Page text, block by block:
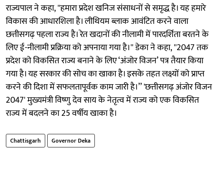
राज्यपाल ने कहा, ''हमारा प्रदेश खनिज संसाधनों से समृद्ध है। यह हमारे
विकास की आधारशिला है। लीथियम ब्लाक आवंटित करने वाला
छत्तीसगढ़ पहला राज्य है। रेत खदानों की नीलामी में पारदर्शिता बरतने के
लिए ई-नीलामी प्रक्रिया को अपनाया गया है।'' डेका ने कहा, ''2047 तक
प्रदेश को विकसित राज्य बनाने के लिए ‘अंजोर विजन’ पत्र तैयार किया
गया है। यह सरकार की सोच का खाका है। इसके तहत लक्ष्यों को प्राप्त
करने की दिशा में सफलतापूर्वक काम जारी है।’’ 'छत्तीसगढ़ अंजोर विजन
2047' मुख्यमंत्री विष्णु देव साय के नेतृत्व में राज्य को एक विकसित
राज्य में बदलने का 25 वर्षीय खाका है।
Chattisgarh Governor Deka